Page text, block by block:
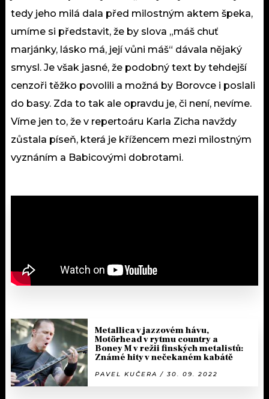
tedy jeho milá dala před milostným aktem špeka,
umíme si představit, že by slova „máš chuť
marjánky, lásko má, její vůni máš“ dávala nějaký
smysl. Je však jasné, že podobný text by tehdejší
cenzoři těžko povolili a možná by Borovce i poslali
do basy. Zda to tak ale opravdu je, či není, nevíme.
Víme jen to, že v repertoáru Karla Zicha navždy
zůstala píseň, která je křížencem mezi milostným
vyznáním a Babicovými dobrotami.
Metallica v jazzovém hávu,
Motörhead v rytmu country a
Boney M v režii finských metalistů:
Známé hity v nečekaném kabátě
PAVEL KUČERA / 30. 09. 2022